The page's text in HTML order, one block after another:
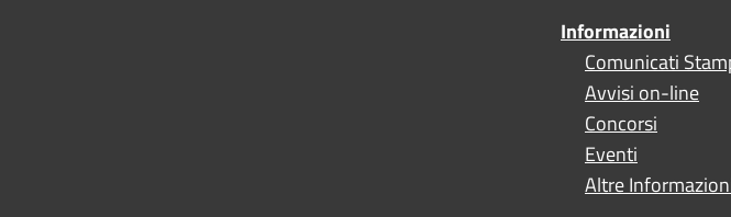
Informazioni
Comunicati
Avvisi on-line
Concorsi
Eventi
Altre